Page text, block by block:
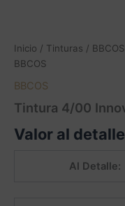
Inicio / Tinturas / BBCOS
BBCOS
BBCOS
Tintura 4/00
Valor al
Al Detalle: